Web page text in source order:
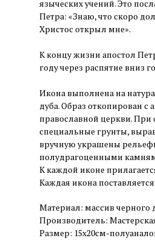
языческих учений. Это
Петра: «Знаю, что скоро
Христос открыл мне».
К концу жизни апостол
году через распятие вниз
Икона выполнена на
дуба. Образ откопирован
православной церкви.
специальные грунты,
вручную украшены
полудрагоценными
К каждой иконе
Каждая икона
Материал: массив черного
Производитель:
Размер: 15х20см-